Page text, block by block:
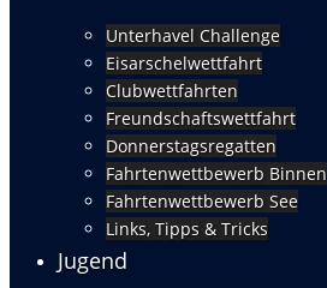
Unterhavel Challenge
Eisarschelwettfahrt
Clubwettfahrten
Freundschaftswettfahrt
Donnerstagsregatten
Fahrtenwettbewerb Binnen
Fahrtenwettbewerb See
Links, Tipps & Tricks
Jugend